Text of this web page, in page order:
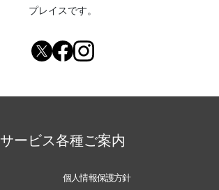
プレイスです。
サービス各種ご案内
個人情報保護方針